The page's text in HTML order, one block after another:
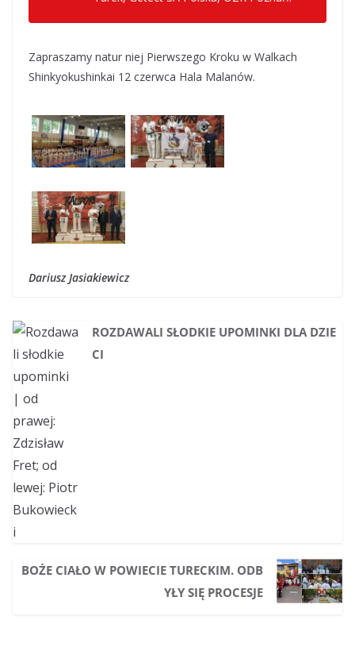
Zapraszamy natur niej Pierwszego Kroku w Walkach
Shinkyokushinkai 12 czerwca Hala Malanów.
Dariusz Jasiakiewicz
ROZDAWALI SŁODKIE UPOMINKI DLA DZIE
CI
BOŻE CIAŁO W POWIECIE TURECKIM. ODB
YŁY SIĘ PROCESJE